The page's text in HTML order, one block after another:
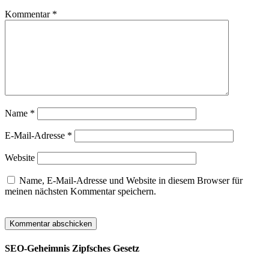
Kommentar *
Name *
E-Mail-Adresse *
Website
Name, E-Mail-Adresse und Website in diesem Browser für
meinen nächsten Kommentar speichern.
SEO-Geheimnis Zipfsches Gesetz